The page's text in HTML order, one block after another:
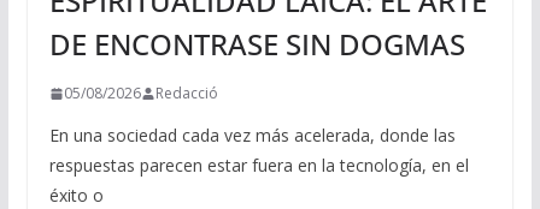
DE ENCONTRASE SIN DOGMAS
05/08/2026 Redacció
En una sociedad cada vez más acelerada, donde las
respuestas parecen estar fuera en la tecnología, en el
éxito o